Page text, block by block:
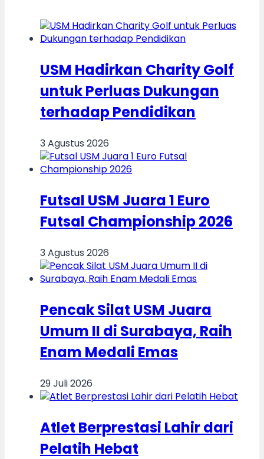
USM Hadirkan Charity Golf
untuk Perluas Dukungan
terhadap Pendidikan
3 Agustus 2026
Futsal USM Juara 1 Euro
Futsal Championship 2026
3 Agustus 2026
Pencak Silat USM Juara
Umum II di Surabaya, Raih
Enam Medali Emas
29 Juli 2026
Atlet Berprestasi Lahir dari
Pelatih Hebat